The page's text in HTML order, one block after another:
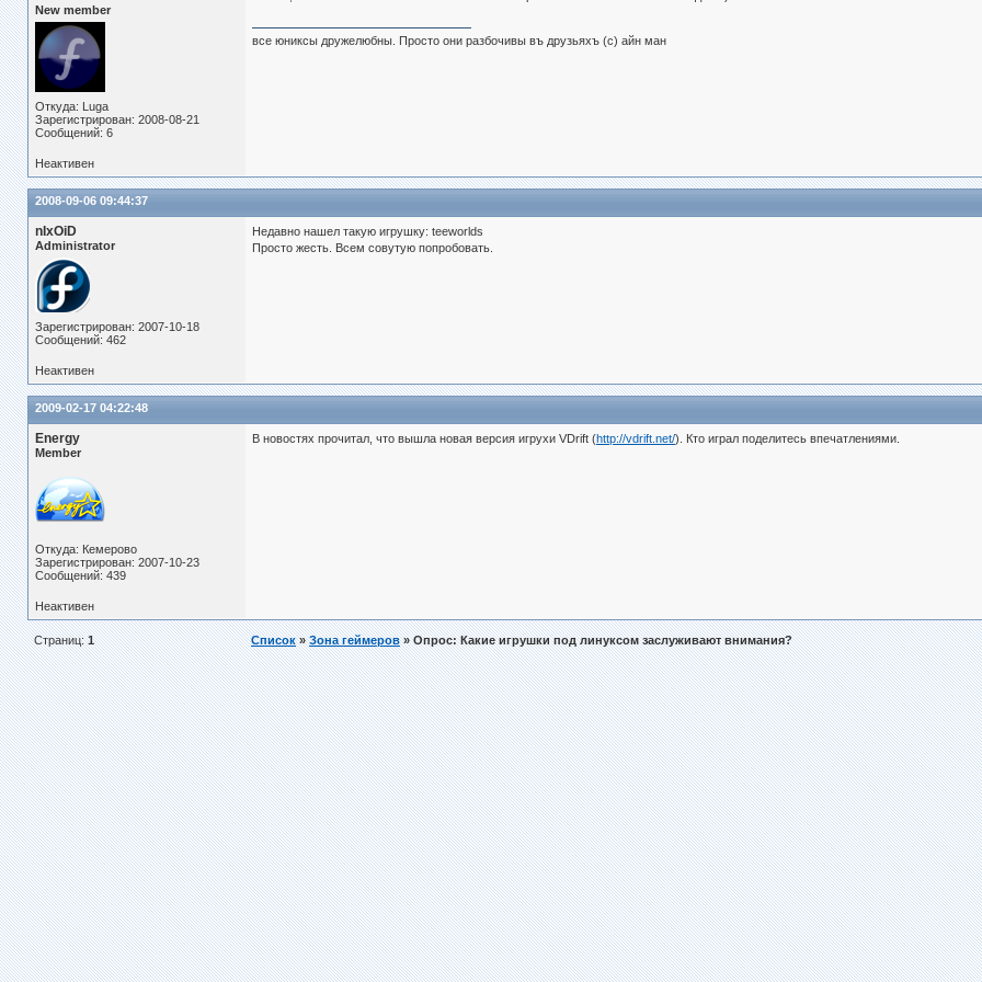
New member
Откуда: Luga
Зарегистрирован: 2008-08-21
Сообщений: 6
все юниксы дружелюбны. Просто они разбочивы въ друзьяхъ (с) айн ман
Неактивен
2008-09-06 09:44:37
nIxOiD
Administrator
Зарегистрирован: 2007-10-18
Сообщений: 462
Недавно нашел такую игрушку: teeworlds
Просто жесть. Всем совутую попробовать.
Неактивен
2009-02-17 04:22:48
Energy
Member
Откуда: Кемерово
Зарегистрирован: 2007-10-23
Сообщений: 439
В новостях прочитал, что вышла новая версия игрухи VDrift (http://vdrift.net/). Кто играл поделитесь впечатлениями.
Неактивен
Страниц:1 Список»Зона геймеров» Опрос: Какие игрушки под линуксом заслуживают внимания?